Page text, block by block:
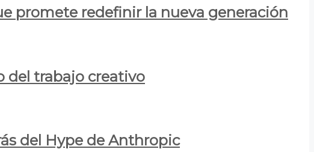
promete redefinir la nueva generación
del trabajo creativo
del Hype de Anthropic